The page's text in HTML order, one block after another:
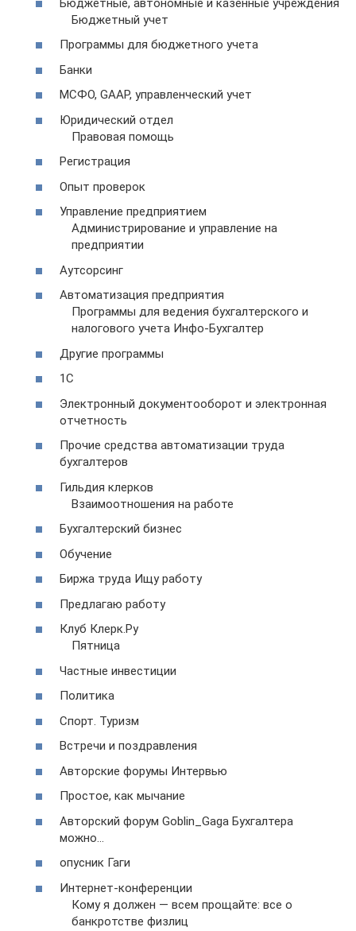
Бюджетный учет
Программы для бюджетного учета
Банки
МСФО, GAAP, управленческий учет
Юридический отдел
Правовая помощь
Регистрация
Опыт проверок
Управление предприятием
Администрирование и управление на
предприятии
Аутсорсинг
Автоматизация предприятия
Программы для ведения бухгалтерского и
налогового учета Инфо-Бухгалтер
Другие программы
1C
Электронный документооборот и электронная
отчетность
Прочие средства автоматизации труда
бухгалтеров
Гильдия клерков
Взаимоотношения на работе
Бухгалтерский бизнес
Обучение
Биржа труда Ищу работу
Предлагаю работу
Клуб Клерк.Ру
Пятница
Частные инвестиции
Политика
Спорт. Туризм
Встречи и поздравления
Авторские форумы Интервью
Простое, как мычание
Авторский форум Goblin_Gaga Бухгалтера
можно…
опусник Гаги
Интернет-конференции
Кому я должен — всем прощайте: все о
банкротстве физлиц